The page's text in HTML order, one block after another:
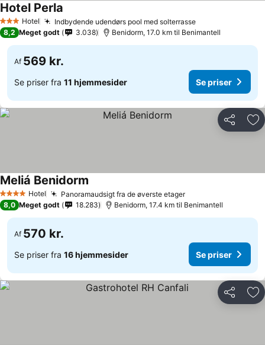
3 StjernerHotel Indbydende udendørs pool med solterrasseSe priser
Hotel Perla
8,2 Meget godt 3.038 Benidorm, 17.0 km til Benimantell
Af 569 kr.
Se priser fra 11 hjemmesider Se priser
Del
4 StjernerHotel Panoramaudsigt fra de øverste etagerSe priser
Meliá Benidorm
8,0 Meget godt 18.283 Benidorm, 17.4 km til Benimantell
Af 570 kr.
Se priser fra 16 hjemmesider Se priser
Del